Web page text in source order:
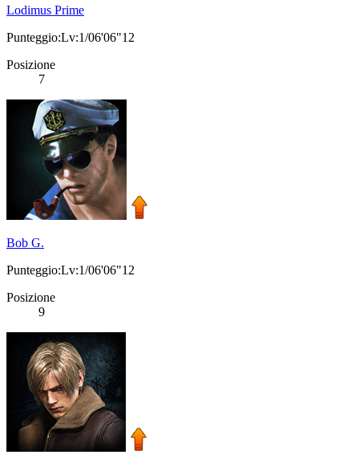
Lodimus Prime
Punteggio:Lv:1/06'06"12
Posizione
7
Bob G.
Punteggio:Lv:1/06'06"12
Posizione
9